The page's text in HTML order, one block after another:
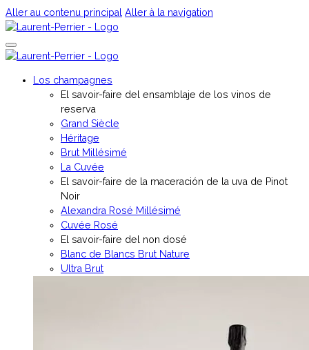
Aller au contenu principal Aller à la navigation
Los champagnes
El savoir-faire del ensamblaje de los vinos de
reserva
Grand Siècle
Héritage
Brut Millésimé
La Cuvée
El savoir-faire de la maceración de la uva de Pinot
Noir
Alexandra Rosé Millésimé
Cuvée Rosé
El savoir-faire del non dosé
Blanc de Blancs Brut Nature
Ultra Brut